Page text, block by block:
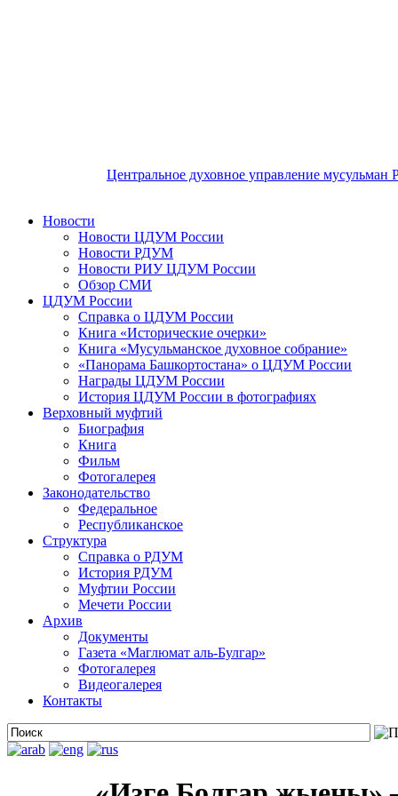
Центральное духовное управление мусульман
Новости
Новости ЦДУМ России
Новости РДУМ
Новости РИУ ЦДУМ России
Обзор СМИ
ЦДУМ России
Справка о ЦДУМ России
Книга «Исторические очерки»
Книга «Мусульманское духовное собрание»
«Панорама Башкортостана» о ЦДУМ России
Награды ЦДУМ России
История ЦДУМ России в фотографиях
Верховный муфтий
Биография
Книга
Фильм
Фотогалерея
Законодательство
Федеральное
Республиканское
Структура
Справка о РДУМ
История РДУМ
Муфтии России
Мечети России
Архив
Документы
Газета «Маглюмат аль-Булгар»
Фотогалерея
Видеогалерея
Контакты